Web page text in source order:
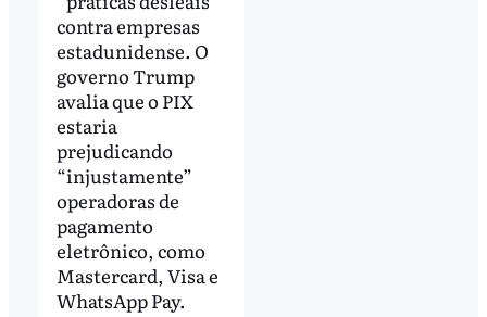
contra empresas
estadunidense. O
governo Trump
avalia que o PIX
estaria
prejudicando
“injustamente”
operadoras de
pagamento
eletrônico, como
Mastercard, Visa e
WhatsApp Pay.